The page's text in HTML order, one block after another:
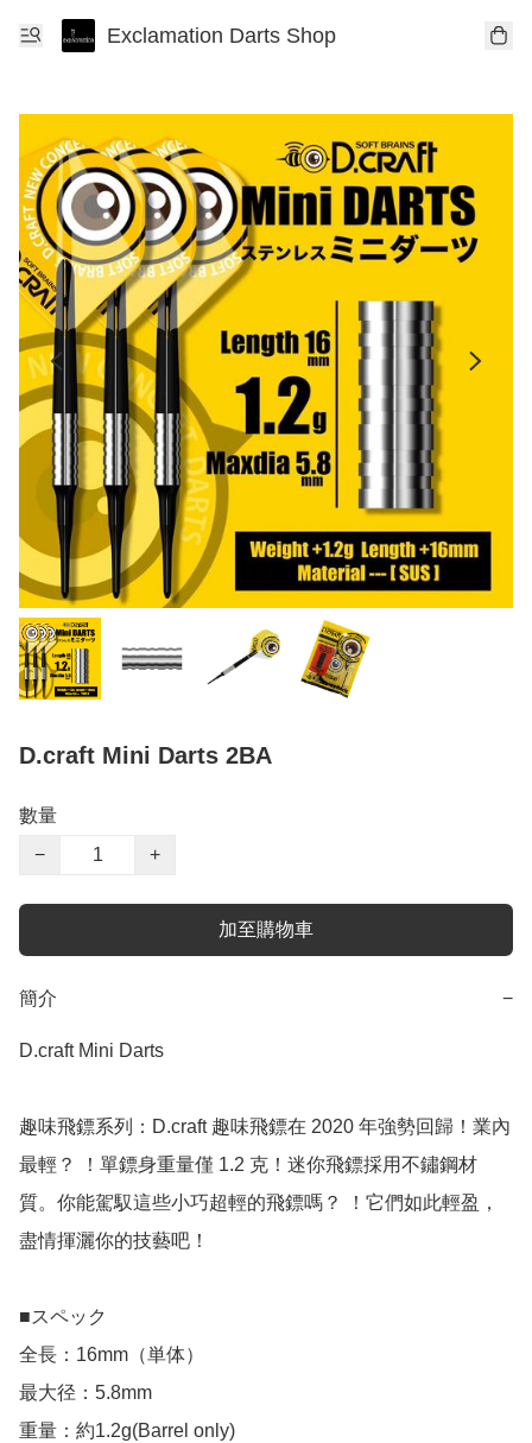
Exclamation Darts Shop
D.craft Mini Darts 2BA
數量
−
+
加至購物車
簡介 −
D.craft Mini Darts
趣味飛鏢系列：D.craft 趣味飛鏢在 2020 年強勢回歸！業內
最輕？ ！單鏢身重量僅 1.2 克！迷你飛鏢採用不鏽鋼材
質。你能駕馭這些小巧超輕的飛鏢嗎？ ！它們如此輕盈，
盡情揮灑你的技藝吧！
■スペック
全長：16mm（単体）
最大径：5.8mm
重量：約1.2g(Barrel only)